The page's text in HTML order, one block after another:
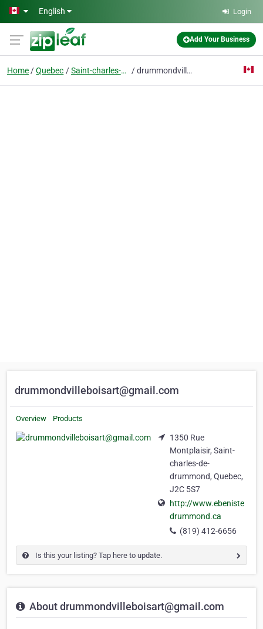
Skip to main content
English Login
Add Your Business
Home Quebec Saint-charles-de-drummond drummondvilleboisart@gmail.com
drummondvilleboisart@gmail.com
Overview Products
1350 Rue
Montplaisir, Saint-
charles-de-
drummond, Quebec,
J2C 5S7
http://www.ebeniste
drummond.ca
(819) 412-6656
Is this your listing? Tap here to update.
About drummondvilleboisart@gmail.com